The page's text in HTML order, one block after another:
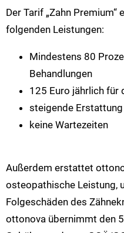
Der Tarif „Zahn
folgenden Leistungen:
Mindestens 80
Behandlungen
125 Euro jährlich für
steigende
keine Wartezeiten
Außerdem erstattet
osteopathische Leistung,
Folgeschäden des
ottonova übernimmt den